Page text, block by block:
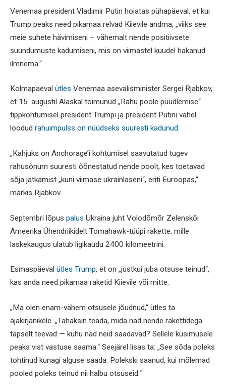
Venemaa president Vladimir Putin hoiatas pühapäeval, et kui
Trump peaks need pikamaa relvad Kiievile andma, „viiks see
meie suhete hävimiseni – vähemalt nende positiivsete
suundumuste kadumiseni, mis on viimastel kuudel hakanud
ilmnema.“
Kolmapäeval ütles Venemaa asevälisminister Sergei Rjabkov,
et 15. augustil Alaskal toimunud „Rahu poole püüdlemise“
tippkohtumisel president Trumpi ja president Putini vahel
loodud rahuimpulss on nüüdseks suuresti kadunud.
„Kahjuks on Anchorage’i kohtumisel saavutatud tugev
rahusõnum suuresti õõnestatud nende poolt, kes toetavad
sõja jätkamist „kuni viimase ukrainlaseni“, eriti Euroopas,“
märkis Rjabkov.
Septembri lõpus palus Ukraina juht Volodõmõr Zelenskõi
Ameerika Ühendriikidelt Tomahawk-tüüpi rakette, mille
laskekaugus ulatub ligikaudu 2400 kilomeetrini.
Esmaspäeval ütles Trump, et on „justkui juba otsuse teinud“,
kas anda need pikamaa raketid Kiievile või mitte.
„Ma olen enam-vähem otsusele jõudnud,“ ütles ta
ajakirjanikele. „Tahaksin teada, mida nad nende rakettidega
täpselt teevad — kuhu nad neid saadavad? Sellele küsimusele
peaks vist vastuse saama.“ Seejärel lisas ta: „See sõda poleks
tohtinud kunagi alguse saada. Polekski saanud, kui mõlemad
pooled poleks teinud nii halbu otsuseid.“